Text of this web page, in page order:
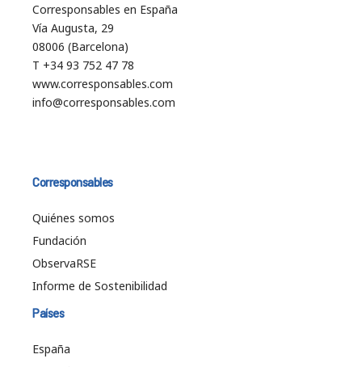
Corresponsables en España
Vía Augusta, 29
08006 (Barcelona)
T +34 93 752 47 78
www.corresponsables.com
info@corresponsables.com
Corresponsables
Quiénes somos
Fundación
ObservaRSE
Informe de Sostenibilidad
Países
España